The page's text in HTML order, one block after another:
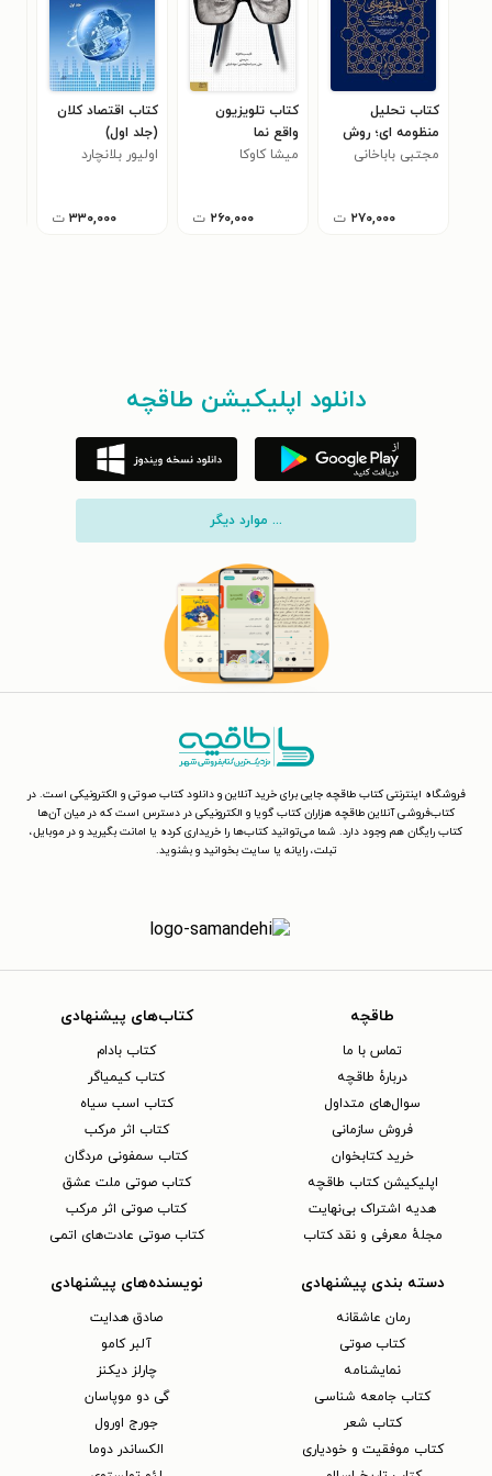
کتاب تحلیل
منظومه ای؛ روش
پژوهش در اندیشه
مجتبی باباخانی
۲۷۰,۰۰۰ ت
کتاب تلویزیون
واقع نما
میشا کاوکا
۲۶۰,۰۰۰ ت
کتاب اقتصاد کلان
(جلد اول)
اولیور بلانچارد
۳۳۰,۰۰۰ ت
دانلود اپلیکیشن طاقچه
... موارد دیگر
فروشگاه اینترنتی کتاب طاقچه جایی برای خرید آنلاین و دانلود کتاب صوتی و الکترونیکی است. در
کتاب‌فروشی آنلاین طاقچه هزاران کتاب گویا و الکترونیکی در دسترس است که در میان آن‌ها
کتاب رایگان هم وجود دارد. شما می‌توانید کتاب‌ها را خریداری کرده یا امانت بگیرید و در موبایل،
تبلت، رایانه یا سایت بخوانید و بشنوید.
طاقچه
تماس با ما
دربارهٔ طاقچه
سوال‌های متداول
فروش سازمانی
خرید کتابخوان
اپلیکیشن کتاب طاقچه
هدیه اشتراک بی‌نهایت
مجلهٔ معرفی و نقد کتاب
کتاب‌های پیشنهادی
کتاب بادام
کتاب کیمیاگر
کتاب اسب سیاه
کتاب اثر مرکب
کتاب سمفونی مردگان
کتاب صوتی ملت عشق
کتاب صوتی اثر مرکب
کتاب صوتی عادت‌های اتمی
دسته بندی پیشنهادی
رمان عاشقانه
کتاب‌ صوتی
نمایشنامه
کتاب جامعه شناسی
کتاب شعر
کتاب موفقیت و خودیاری
نویسنده‌های پیشنهادی
صادق هدایت
آلبر کامو
چارلز دیکنز
گی دو موپاسان
جورج اورول
الکساندر دوما